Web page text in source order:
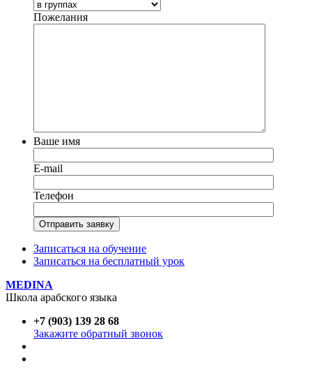
Пожелания
Ваше имя
E-mail
Телефон
Записаться на обучение
Записаться на бесплатный урок
MEDINA
Школа арабского языка
+7 (903) 139 28 68
Закажите обратный звонок